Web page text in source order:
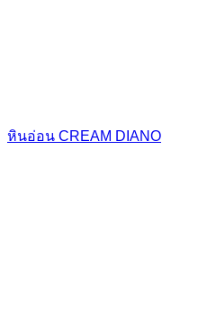
หินอ่อน CREAM DIANO